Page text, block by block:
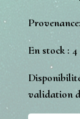
En stock : 4
validation